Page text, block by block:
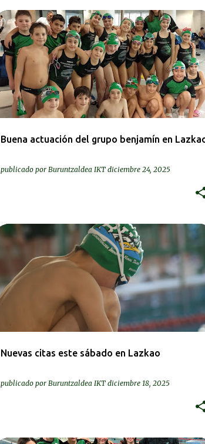
Buena actuación del grupo benjamín en
publicado por Buruntzaldea IKT diciembre 24, 2025
KRONIKAK-CRÓNICAS
Nuevas citas este sábado en Lazkao
publicado por Buruntzaldea IKT diciembre 18, 2025
DEIALDIAK-CONVOCATORIAS